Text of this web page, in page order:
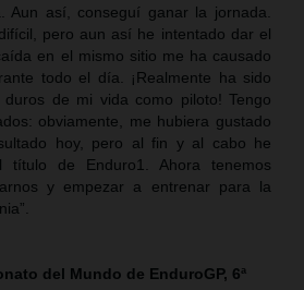
Aun así, conseguí ganar la jornada.
pero aun así he intentado dar el
en el mismo sitio me ha causado
todo el día. ¡Realmente ha sido
de mi vida como piloto! Tengo
obviamente, me hubiera gustado
hoy, pero al fin y al cabo he
título de Enduro1. Ahora tenemos
y empezar a entrenar para la
del Mundo de EnduroGP, 6ª